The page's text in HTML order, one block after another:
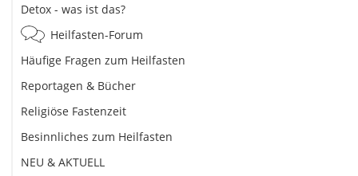
Detox - was ist das?
Heilfasten-Forum
Häufige Fragen zum Heilfasten
Reportagen & Bücher
Religiöse Fastenzeit
Besinnliches zum Heilfasten
NEU & AKTUELL